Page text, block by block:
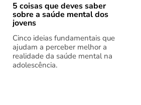
5 coisas que deves saber
sobre a saúde mental dos
jovens
Cinco ideias fundamentais que
ajudam a perceber melhor a
realidade da saúde mental na
adolescência.